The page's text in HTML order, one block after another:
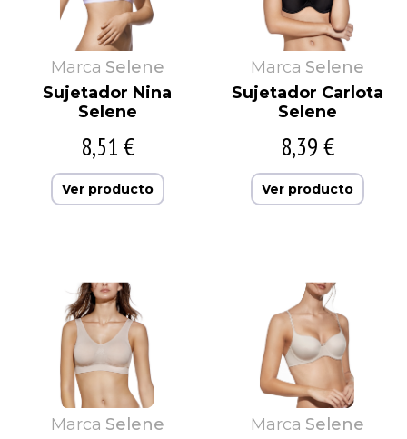
Marca Selene
Sujetador Nina
Selene
8,51 €
Ver producto
Marca Selene
Sujetador Carlota
Selene
8,39 €
Ver producto
Marca Selene
Marca Selene